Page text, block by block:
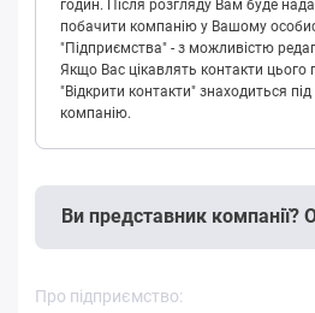
годин. Після розгляду Вам буде
побачити компанію у Вашому
"Підприємства" - з можливістю
Якщо Вас цікавлять контакти цього
"Відкрити контакти" знаходиться
компанію.
Ви представник компанії?
Про підприємство: